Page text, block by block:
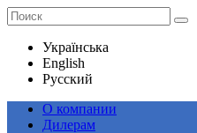
Українська
English
Русский
О компании
Дилерам